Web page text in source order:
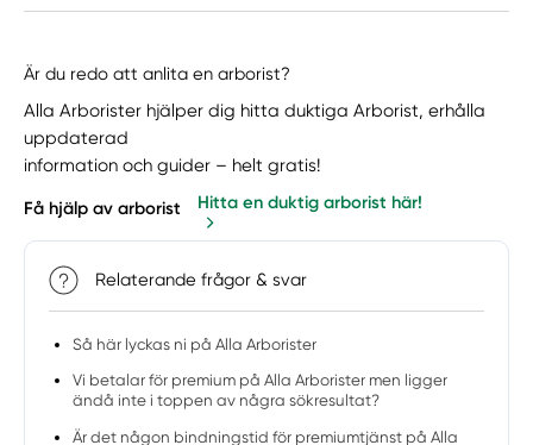
Är du redo att anlita en arborist?
Alla Arborister hjälper dig hitta duktiga Arborist, erhålla
uppdaterad
information och guider – helt gratis!
Få hjälp av arborist Hitta en duktig arborist här!
Relaterande frågor & svar
Så här lyckas ni på Alla Arborister
Vi betalar för premium på Alla Arborister men ligger
ändå inte i toppen av några sökresultat?
Är det någon bindningstid för premiumtjänst på Alla